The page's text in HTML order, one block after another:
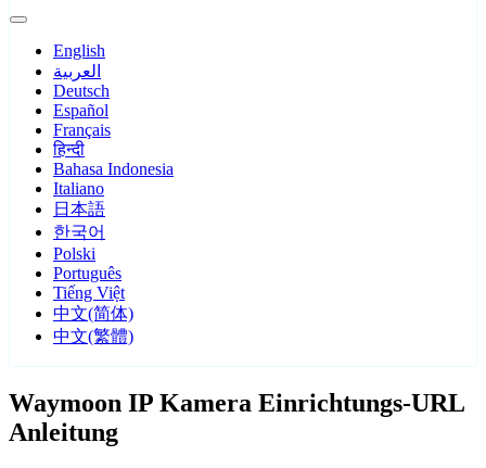
English
العربية
Deutsch
Español
Français
हिन्दी
Bahasa Indonesia
Italiano
日本語
한국어
Polski
Português
Tiếng Việt
中文(简体)
中文(繁體)
Waymoon IP Kamera Einrichtungs-URL
Anleitung